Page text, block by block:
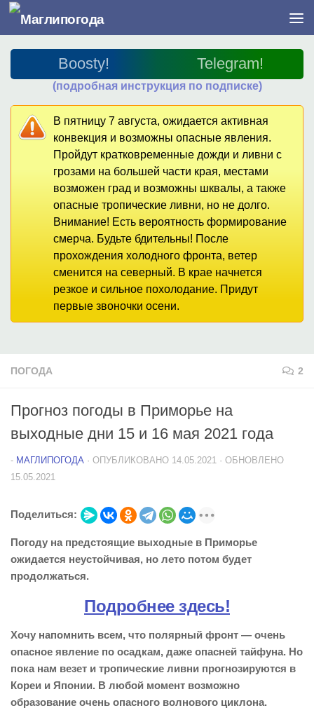
Перейти к содержимому
Boosty! Telegram!
(подробная инструкция по подписке)
В пятницу 7 августа, ожидается активная
конвекция и возможны опасные явления.
Пройдут кратковременные дожди и ливни с
грозами на большей части края, местами
возможен град и возможны шквалы, а также
опасные тропические ливни, но не долго.
Внимание! Есть вероятность формирование
смерча. Будьте бдительны! После
прохождения холодного фронта, ветер
сменится на северный. В крае начнется
резкое и сильное похолодание. Придут
первые звоночки осени.
ПОГОДА 2
Прогноз погоды в Приморье на
выходные дни 15 и 16 мая 2021 года
- МАГЛИПОГОДА · ОПУБЛИКОВАНО 14.05.2021 · ОБНОВЛЕНО
15.05.2021
Поделиться:
Погоду на предстоящие выходные в Приморье
ожидается неустойчивая, но лето потом будет
продолжаться.
Подробнее здесь!
Хочу напомнить всем, что полярный фронт — очень
опасное явление по осадкам, даже опасней тайфуна. Но
пока нам везет и тропические ливни прогнозируются в
Кореи и Японии. В любой момент возможно
образование очень опасного волнового циклона.